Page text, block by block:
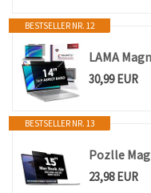
BESTSELLER NR. 12
30,99 EUR
BESTSELLER NR. 13
23,98 EUR